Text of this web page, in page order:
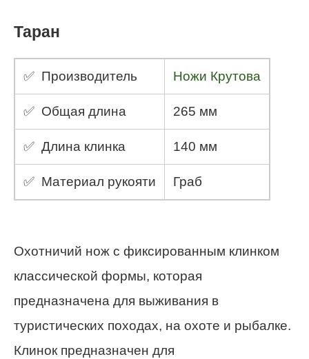
Таран
✅ Производитель Ножи Крутова
✅ Общая длина 265 мм
✅ Длина клинка 140 мм
✅ Материал рукояти Граб
Охотничий нож с фиксированным клинком
классической формы, которая
предназначена для выживания в
туристических походах, на охоте и рыбалке.
Клинок предназначен для